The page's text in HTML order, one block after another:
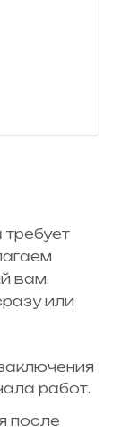
вам.
или
работ.
после